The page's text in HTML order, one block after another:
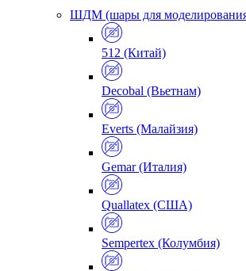
ШДМ (шары для
512 (Китай)
Decobal (Вьетнам)
Everts (Малайзия)
Gemar (Италия)
Quallatex (США)
Sempertex (Колумбия)